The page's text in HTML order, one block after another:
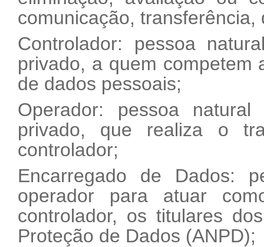
comunicação,
Controlador: pessoa
privado, a quem competem
de dados pessoais;
Operador: pessoa
privado, que realiza o
controlador;
Encarregado de Dados:
operador para atuar
controlador, os titulares
Proteção de Dados (ANPD);